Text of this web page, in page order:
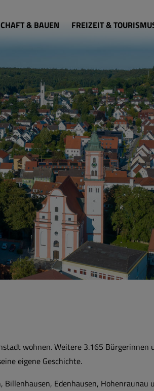
& BAUEN FREIZEIT &
wohnen. Weitere 3.165
eigene Geschichte.
Edenhausen,